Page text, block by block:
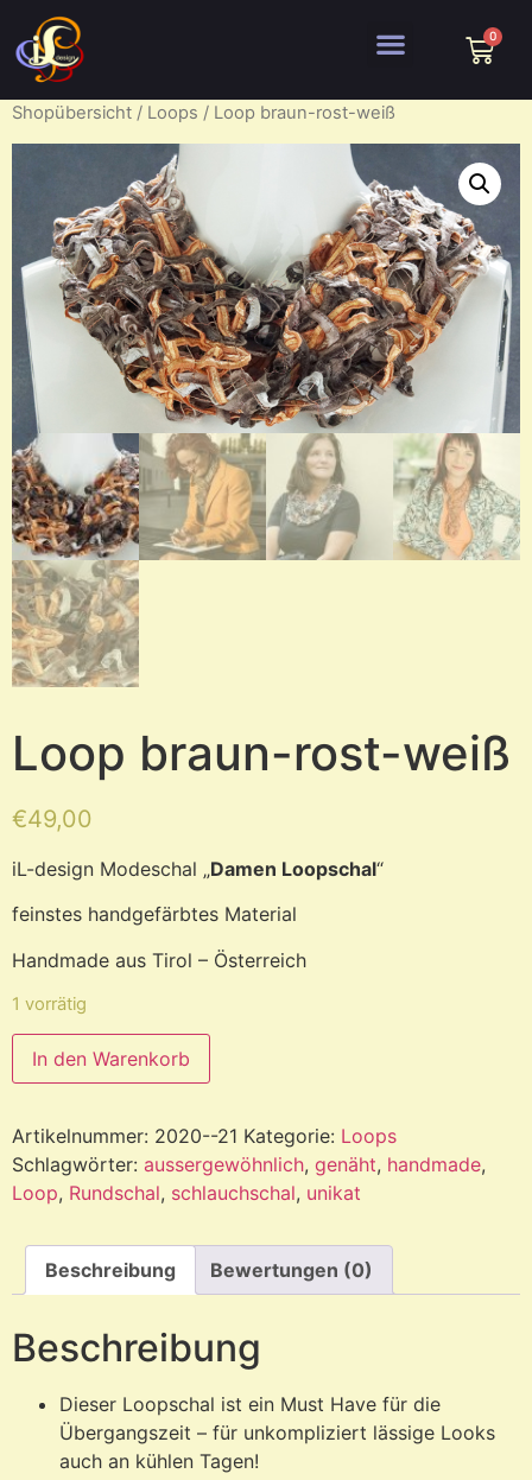
Shopübersicht / Loops / Loop braun-rost-weiß
Loop braun-rost-weiß
€49,00
iL-design Modeschal „Damen Loopschal“
feinstes handgefärbtes Material
Handmade aus Tirol – Österreich
1 vorrätig
In den Warenkorb
Artikelnummer: 2020--21 Kategorie: Loops
Schlagwörter: aussergewöhnlich, genäht, handmade,
Loop, Rundschal, schlauchschal, unikat
Beschreibung Bewertungen (0)
Beschreibung
Dieser Loopschal ist ein Must Have für die
Übergangszeit – für unkompliziert lässige Looks
auch an kühlen Tagen!